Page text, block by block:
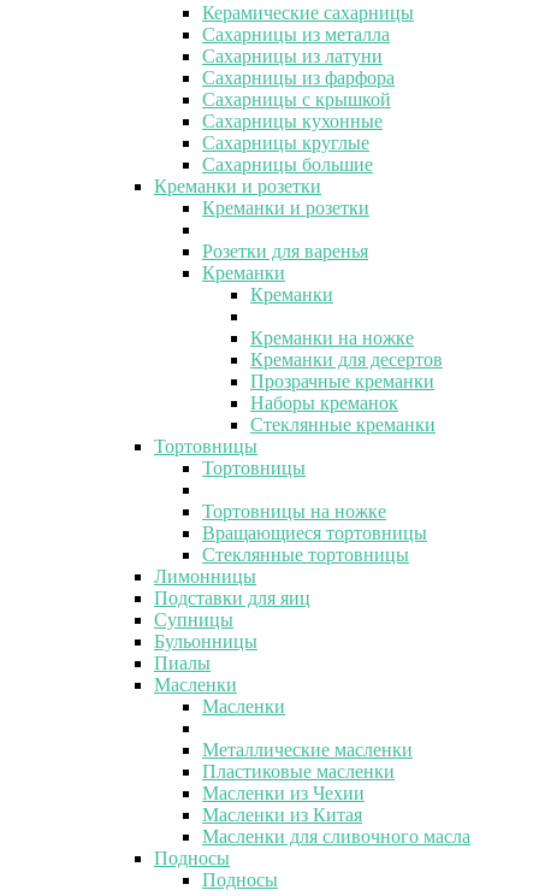
Керамические сахарницы
Сахарницы из металла
Сахарницы из латуни
Сахарницы из фарфора
Сахарницы с крышкой
Сахарницы кухонные
Сахарницы круглые
Сахарницы большие
Креманки и розетки
Креманки и розетки
Розетки для варенья
Креманки
Креманки
Креманки на ножке
Креманки для десертов
Прозрачные креманки
Наборы креманок
Стеклянные креманки
Тортовницы
Тортовницы
Тортовницы на ножке
Вращающиеся тортовницы
Стеклянные тортовницы
Лимонницы
Подставки для яиц
Супницы
Бульонницы
Пиалы
Масленки
Масленки
Металлические масленки
Пластиковые масленки
Масленки из Чехии
Масленки из Китая
Масленки для сливочного масла
Подносы
Подносы